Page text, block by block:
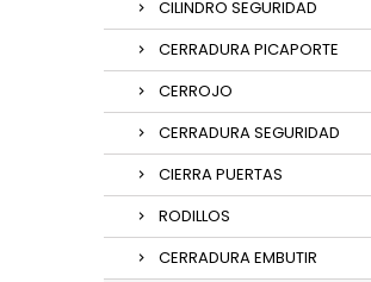
CILINDRO SEGURIDAD
CERRADURA PICAPORTE
CERROJO
CERRADURA SEGURIDAD
CIERRA PUERTAS
RODILLOS
CERRADURA EMBUTIR